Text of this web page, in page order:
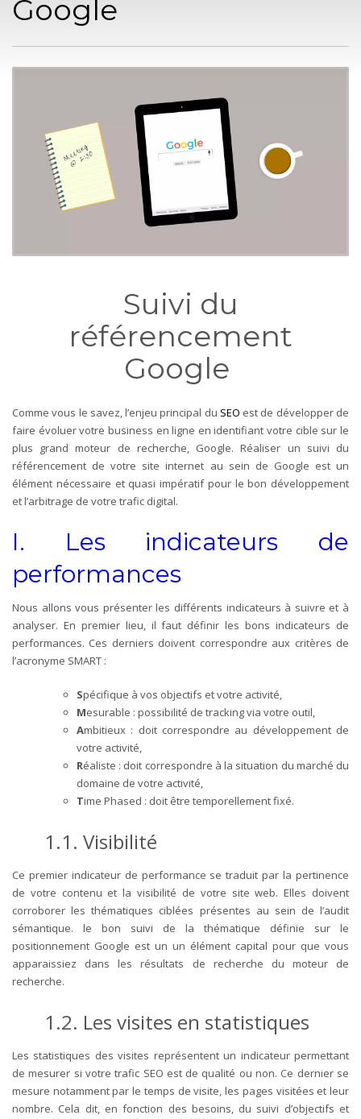
Google
Suivi du
référencement
Google
Comme vous le savez, l’enjeu principal du SEO est de développer de
faire évoluer votre business en ligne en identifiant votre cible sur le
plus grand moteur de recherche, Google. Réaliser un suivi du
référencement de votre site internet au sein de Google est un
élément nécessaire et quasi impératif pour le bon développement
et l’arbitrage de votre trafic digital.
I. Les indicateurs de
performances
Nous allons vous présenter les différents indicateurs à suivre et à
analyser. En premier lieu, il faut définir les bons indicateurs de
performances. Ces derniers doivent correspondre aux critères de
l’acronyme SMART :
Spécifique à vos objectifs et votre activité,
Mesurable : possibilité de tracking via votre outil,
Ambitieux : doit correspondre au développement de
votre activité,
Réaliste : doit correspondre à la situation du marché du
domaine de votre activité,
Time Phased : doit être temporellement fixé.
1.1. Visibilité
Ce premier indicateur de performance se traduit par la pertinence
de votre contenu et la visibilité de votre site web. Elles doivent
corroborer les thématiques ciblées présentes au sein de l’audit
sémantique. le bon suivi de la thématique définie sur le
positionnement Google est un un élément capital pour que vous
apparaissiez dans les résultats de recherche du moteur de
recherche.
1.2. Les visites en statistiques
Les statistiques des visites représentent un indicateur permettant
de mesurer si votre trafic SEO est de qualité ou non. Ce dernier se
mesure notamment par le temps de visite, les pages visitées et leur
nombre. Cela dit, en fonction des besoins, du suivi d’objectifs et